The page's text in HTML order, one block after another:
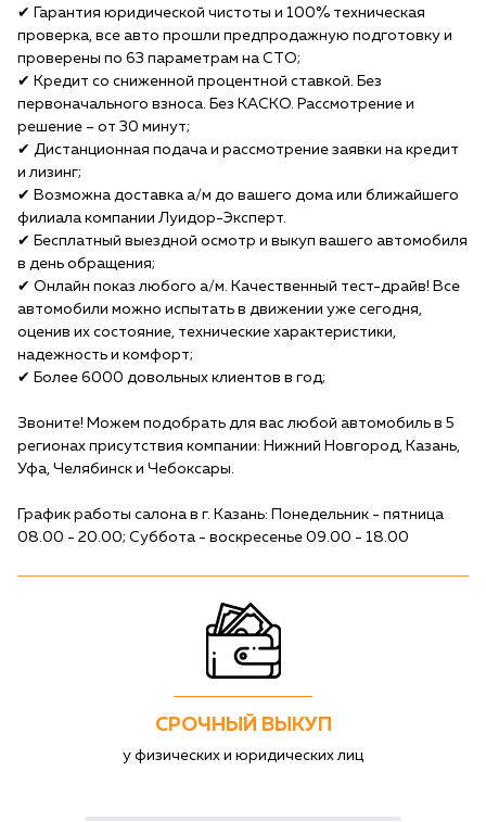
✔ Гарантия юридической чистоты и 100% техническая
проверка, все авто прошли предпродажную подготовку и
проверены по 63 параметрам на СТО;
✔ Кредит со сниженной процентной ставкой. Без
первоначального взноса. Без КАСКО. Рассмотрение и
решение – от 30 минут;
✔ Дистанционная подача и рассмотрение заявки на кредит
и лизинг;
✔ Возможна доставка а/м до вашего дома или ближайшего
филиала компании Луидор-Эксперт.
✔ Бесплатный выездной осмотр и выкуп вашего автомобиля
в день обращения;
✔ Онлайн показ любого а/м. Качественный тест-драйв! Все
автомобили можно испытать в движении уже сегодня,
оценив их состояние, технические характеристики,
надежность и комфорт;
✔ Более 6000 довольных клиентов в год;
Звоните! Можем подобрать для вас любой автомобиль в 5
регионах присутствия компании: Нижний Новгород, Казань,
Уфа, Челябинск и Чебоксары.
График работы салона в г. Казань: Понедельник - пятница
08.00 - 20.00; Суббота - воскресенье 09.00 - 18.00
СРОЧНЫЙ ВЫКУП
у физических и юридических лиц